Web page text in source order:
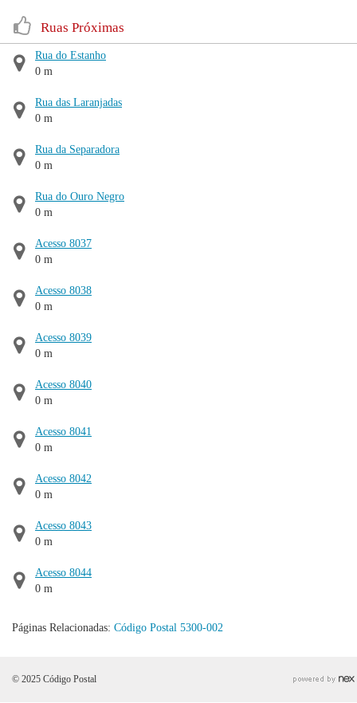
Ruas Próximas
Rua do Estanho
0 m
Rua das Laranjadas
0 m
Rua da Separadora
0 m
Rua do Ouro Negro
0 m
Acesso 8037
0 m
Acesso 8038
0 m
Acesso 8039
0 m
Acesso 8040
0 m
Acesso 8041
0 m
Acesso 8042
0 m
Acesso 8043
0 m
Acesso 8044
0 m
Páginas Relacionadas: Código Postal 5300-002
© 2025 Código Postal